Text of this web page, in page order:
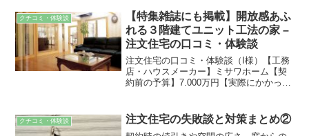
クチコミ・体験談
【特集雑誌にも掲載】開放感あふ
れる３階建てユニット工法の家 –
注文住宅の口コミ・体験談
注文住宅の口コミ・体験談（I様）【工務
店・ハウスメーカー】ミサワホーム【契
約前の予算】7.000万円【実際にかかった
女39歳【建坪】約35坪 総３階建ては...
クチコミ・体験談 注文住宅の失敗談と対策まとめ②